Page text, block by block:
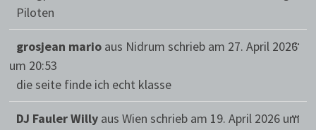
Piloten
grosjean mario aus Nidrum schrieb am 27. April 2026
um 20:53
die seite finde ich echt klasse
...
DJ Fauler Willy aus Wien schrieb am 19. April 2026 um
...